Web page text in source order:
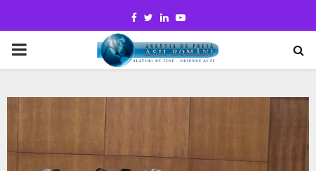
Facebook
TwitterLinkedinYoutube
PRIMARY